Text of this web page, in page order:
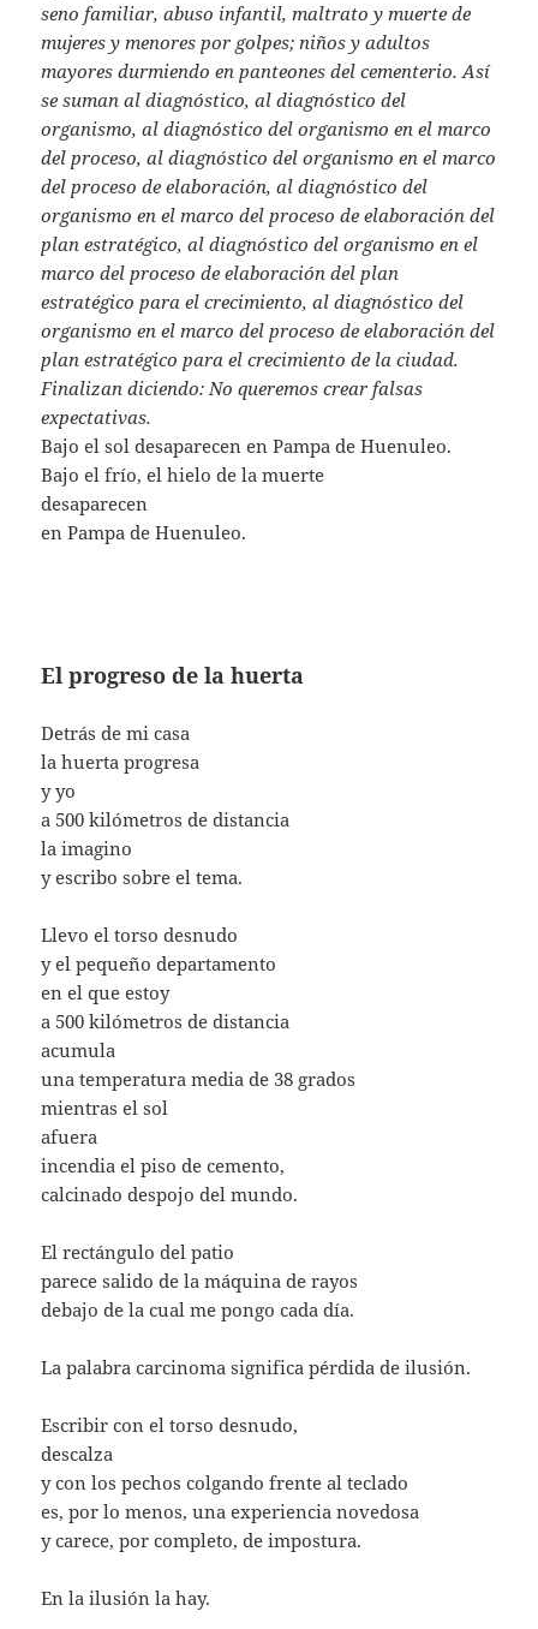
seno familiar, abuso infantil, maltrato y muerte de
mujeres y menores por golpes; niños y adultos
mayores durmiendo en panteones del cementerio. Así
se suman al diagnóstico, al diagnóstico del
organismo, al diagnóstico del organismo en el marco
del proceso, al diagnóstico del organismo en el marco
del proceso de elaboración, al diagnóstico del
organismo en el marco del proceso de elaboración del
plan estratégico, al diagnóstico del organismo en el
marco del proceso de elaboración del plan
estratégico para el crecimiento, al diagnóstico del
organismo en el marco del proceso de elaboración del
plan estratégico para el crecimiento de la ciudad.
Finalizan diciendo: No queremos crear falsas
expectativas.
Bajo el sol desaparecen en Pampa de Huenuleo.
Bajo el frío, el hielo de la muerte
desaparecen
en Pampa de Huenuleo.
El progreso de la huerta
Detrás de mi casa
la huerta progresa
y yo
a 500 kilómetros de distancia
la imagino
y escribo sobre el tema.
Llevo el torso desnudo
y el pequeño departamento
en el que estoy
a 500 kilómetros de distancia
acumula
una temperatura media de 38 grados
mientras el sol
afuera
incendia el piso de cemento,
calcinado despojo del mundo.
El rectángulo del patio
parece salido de la máquina de rayos
debajo de la cual me pongo cada día.
La palabra carcinoma significa pérdida de ilusión.
Escribir con el torso desnudo,
descalza
y con los pechos colgando frente al teclado
es, por lo menos, una experiencia novedosa
y carece, por completo, de impostura.
En la ilusión la hay.